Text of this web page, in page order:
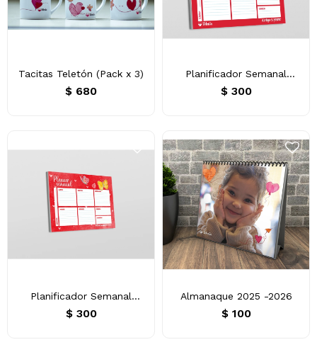
Tacitas Teletón (Pack x 3)
$ 680
Planificador Semanal
#NosMueveElCorazón
$ 300
Planificador Semanal
Acuarelas
$ 300
Almanaque 2025 -2026
$ 100